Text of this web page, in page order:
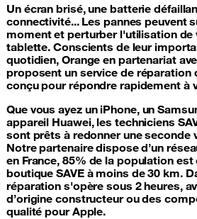
Un écran brisé, une batterie
connectivité... Les pannes peuvent
moment et perturber l'utilisation de
tablette. Conscients de leur
quotidien, Orange en partenariat
proposent un service de réparation
conçu pour répondre rapidement à
Que vous ayez un iPhone, un
appareil Huawei, les techniciens
sont prêts à redonner une seconde
Notre partenaire dispose d’un
en France, 85% de la population
boutique SAVE à moins de 30 km.
réparation s'opère sous 2 heures,
d’origine constructeur ou des
qualité pour Apple.